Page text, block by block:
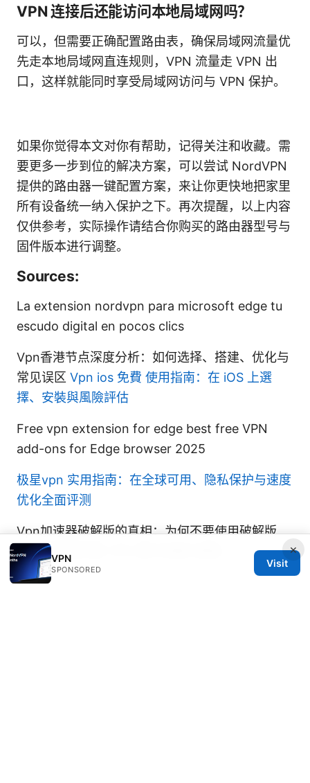
VPN 连接后还能访问本地局域网吗？
可以，但需要正确配置路由表，确保局域网流量优
先走本地局域网直连规则，VPN 流量走 VPN 出
口，这样就能同时享受局域网访问与 VPN 保护。
如果你觉得本文对你有帮助，记得关注和收藏。需
要更多一步到位的解决方案，可以尝试 NordVPN
提供的路由器一键配置方案，来让你更快地把家里
所有设备统一纳入保护之下。再次提醒，以上内容
仅供参考，实际操作请结合你购买的路由器型号与
固件版本进行调整。
Sources:
La extension nordvpn para microsoft edge tu
escudo digital en pocos clics
Vpn香港节点深度分析：如何选择、搭建、优化与
常见误区 Vpn ios 免費 使用指南：在 iOS 上選
擇、安裝與風險評估
Free vpn extension for edge best free VPN
add-ons for Edge browser 2025
极星vpn 实用指南：在全球可用、隐私保护与速度
优化全面评测
Vpn加速器破解版的真相：为何不要使用破解版
本、如何用正版 VPN 提升网速与隐私
×
VPN
SPONSORED
Visit